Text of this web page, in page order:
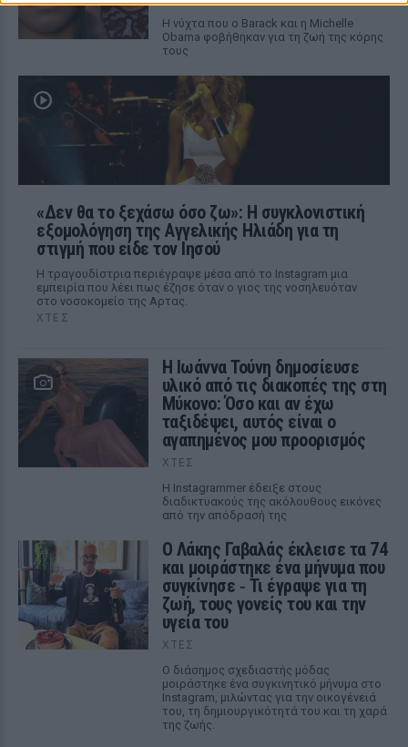
Η νύχτα που ο Barack και η Michelle
Obama φοβήθηκαν για τη ζωή της κόρης
τους
«Δεν θα το ξεχάσω όσο ζω»: Η συγκλονιστική
εξομολόγηση της Αγγελικής Ηλιάδη για τη
στιγμή που είδε τον Ιησού
Η τραγουδίστρια περιέγραψε μέσα από το Instagram μια
εμπειρία που λέει πως έζησε όταν ο γιος της νοσηλευόταν
στο νοσοκομείο της Αρτας.
ΧΤΕΣ
Η Ιωάννα Τούνη δημοσίευσε
υλικό από τις διακοπές της στη
Μύκονο: Όσο και αν έχω
ταξιδέψει, αυτός είναι ο
αγαπημένος μου προορισμός
ΧΤΕΣ
Η Instagrammer έδειξε στους
διαδικτυακούς της ακόλουθους εικόνες
από την απόδρασή της
Ο Λάκης Γαβαλάς έκλεισε τα 74
και μοιράστηκε ένα μήνυμα που
συγκίνησε ‑ Τι έγραψε για τη
ζωή, τους γονείς του και την
υγεία του
ΧΤΕΣ
Ο διάσημος σχεδιαστής μόδας
μοιράστηκε ένα συγκινητικό μήνυμα στο
Instagram, μιλώντας για την οικογένειά
του, τη δημιουργικότητά του και τη χαρά
της ζωής.